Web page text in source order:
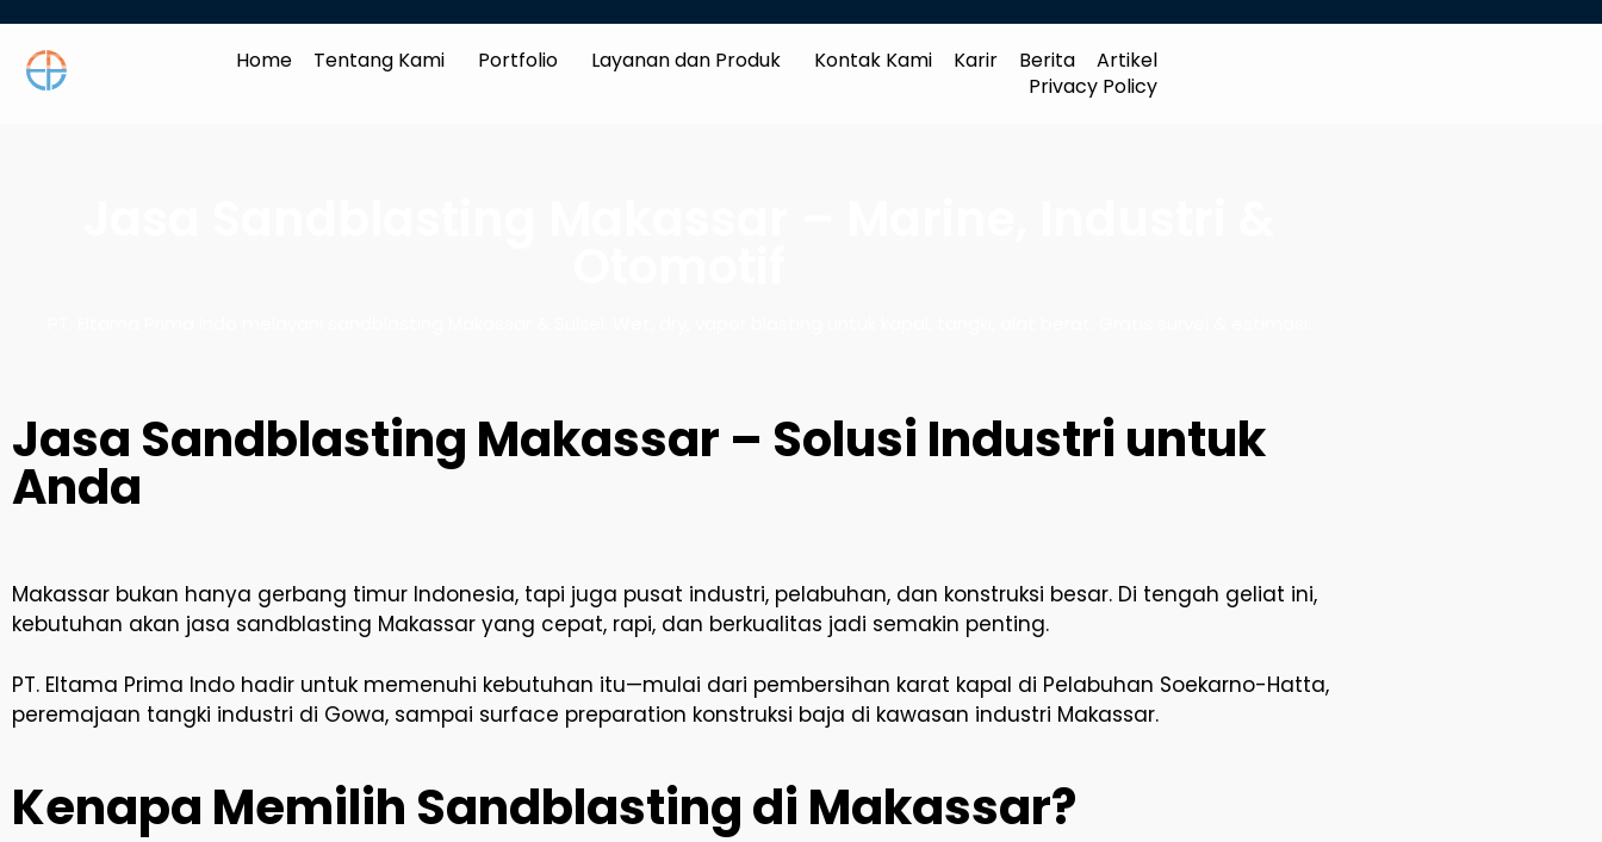
Home Tentang Kami Portfolio Layanan dan Produk Kontak Kami Karir Berita
Artikel
Privacy Policy
Jasa Sandblasting Makassar – Solusi Industri untuk
Anda
Makassar bukan hanya gerbang timur Indonesia, tapi juga pusat industri, pelabuhan, dan konstruksi besar. Di tengah geliat ini,
kebutuhan akan jasa sandblasting Makassar yang cepat, rapi, dan berkualitas jadi semakin penting.
PT. Eltama Prima Indo hadir untuk memenuhi kebutuhan itu—mulai dari pembersihan karat kapal di Pelabuhan Soekarno-Hatta,
peremajaan tangki industri di Gowa, sampai surface preparation konstruksi baja di kawasan industri Makassar.
Kenapa Memilih Sandblasting di Makassar?